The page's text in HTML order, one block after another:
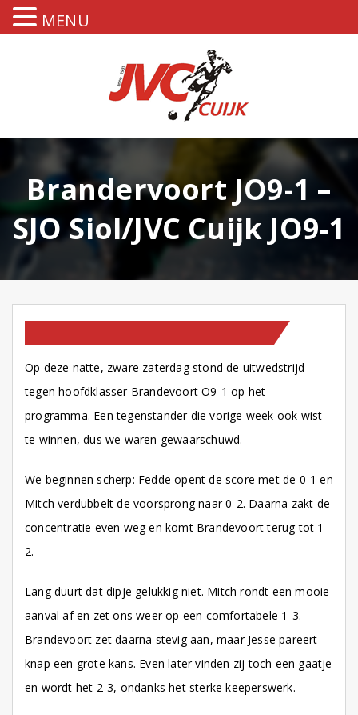
Brandervoort JO9-1 –
SJO Siol/JVC Cuijk JO9-1
Op deze natte, zware zaterdag stond de uitwedstrijd
tegen hoofdklasser Brandevoort O9-1 op het
programma. Een tegenstander die vorige week ook wist
te winnen, dus we waren gewaarschuwd.
We beginnen scherp: Fedde opent de score met de 0-1 en
Mitch verdubbelt de voorsprong naar 0-2. Daarna zakt de
concentratie even weg en komt Brandevoort terug tot 1-
2.
Lang duurt dat dipje gelukkig niet. Mitch rondt een mooie
aanval af en zet ons weer op een comfortabele 1-3.
Brandevoort zet daarna stevig aan, maar Jesse pareert
knap een grote kans. Even later vinden zij toch een gaatje
en wordt het 2-3, ondanks het sterke keeperswerk.
MENU